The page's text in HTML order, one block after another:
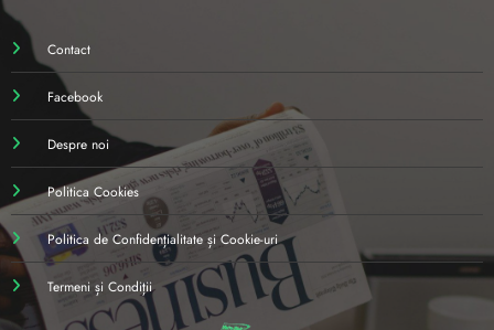
Contact
Facebook
Despre noi
Politica Cookies
Politica de Confidențialitate și Cookie-uri
Termeni și Condiții